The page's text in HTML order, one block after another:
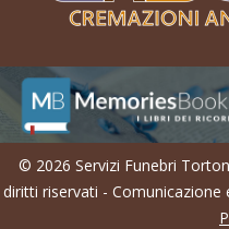
© 2026 Servizi Funebri
diritti riservati - Comunicazione